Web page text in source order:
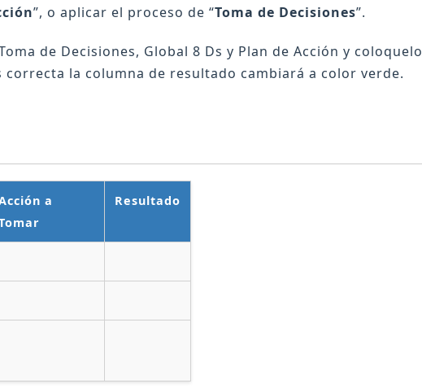
”, o aplicar el proceso de “Toma de Decisiones”.
de Decisiones, Global 8 Ds y Plan de Acción y
correcta la columna de resultado cambiará a color verde.
a
Resultado